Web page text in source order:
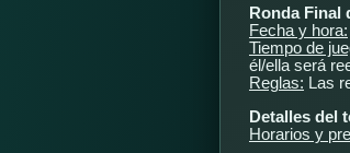
Ronda Final
Fecha y hora:
Tiempo de
él/ella será
Reglas: Las
Detalles del
Horarios y